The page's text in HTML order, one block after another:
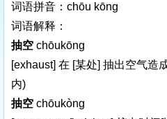
词语拼音：chōu kōng
词语解释：
抽空 chōukōng
[exhaust] 在 [某处] 抽出空气造
内)
抽空 chōukòng